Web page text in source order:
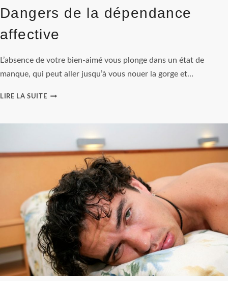
Dangers de la dépendance
affective
L’absence de votre bien-aimé vous plonge dans un état de
manque, qui peut aller jusqu’à vous nouer la gorge et…
LIRE LA SUITEDANGERS
AFFECTIVE